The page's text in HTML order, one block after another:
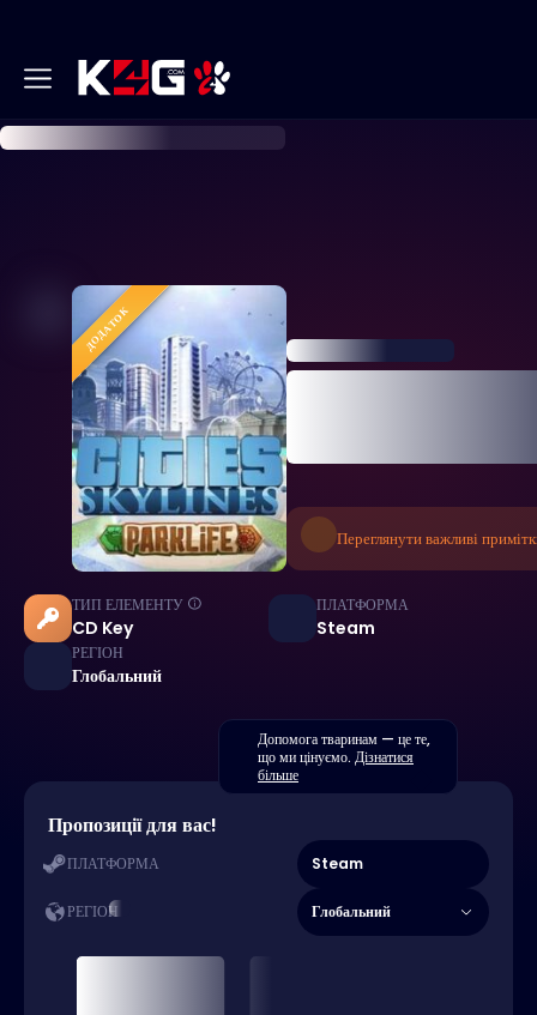
ДОДАТОК
Переглянути важливі
ТИП ЕЛЕМЕНТУ
CD Key
ПЛАТФОРМА
Steam
РЕГІОН
Глобальний
Допомога тваринам — це те,
що ми цінуємо. Дізнатися
більше
Пропозиції для вас!
ПЛАТФОРМА Steam
РЕГІОН Глобальний